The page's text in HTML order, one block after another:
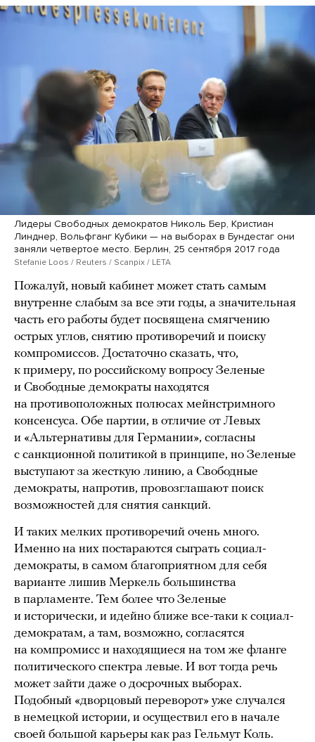
Лидеры Свободных демократов Николь Бер, Кристиан
Линднер, Вольфганг Кубики — на выборах в Бундестаг они
заняли четвертое место. Берлин, 25 сентября 2017 года
Stefanie Loos / Reuters / Scanpix / LETA
Пожалуй, новый кабинет может стать самым
внутренне слабым за все эти годы, а значительная
часть его работы будет посвящена смягчению
острых углов, снятию противоречий и поиску
компромиссов. Достаточно сказать, что,
к примеру, по российскому вопросу Зеленые
и Свободные демократы находятся
на противоположных полюсах мейнстримного
консенсуса. Обе партии, в отличие от Левых
и «Альтернативы для Германии», согласны
с санкционной политикой в принципе, но Зеленые
выступают за жесткую линию, а Свободные
демократы, напротив, провозглашают поиск
возможностей для снятия санкций.
И таких мелких противоречий очень много.
Именно на них постараются сыграть социал-
демократы, в самом благоприятном для себя
варианте лишив Меркель большинства
в парламенте. Тем более что Зеленые
и исторически, и идейно ближе все-таки к социал-
демократам, а там, возможно, согласятся
на компромисс и находящиеся на том же фланге
политического спектра левые. И вот тогда речь
может зайти даже о досрочных выборах.
Подобный «дворцовый переворот» уже случался
в немецкой истории, и осуществил его в начале
своей большой карьеры как раз Гельмут Коль.